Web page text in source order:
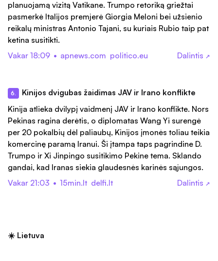
planuojamą vizitą Vatikane. Trumpo retoriką griežtai
pasmerkė Italijos premjerė Giorgia Meloni bei užsienio
reikalų ministras Antonio Tajani, su kuriais Rubio taip pat
ketina susitikti.
Vakar 18:09 • apnews.com politico.eu Dalintis ↗
6.
Kinijos dvigubas žaidimas JAV ir Irano konflikte
Kinija atlieka dvilypį vaidmenį JAV ir Irano konflikte. Nors
Pekinas ragina derėtis, o diplomatas Wang Yi surengė
per 20 pokalbių dėl paliaubų, Kinijos įmonės toliau teikia
komercinę paramą Iranui. Ši įtampa taps pagrindine D.
Trumpo ir Xi Jinpingo susitikimo Pekine tema. Sklando
gandai, kad Iranas siekia glaudesnės karinės sąjungos.
Vakar 21:03 • 15min.lt delfi.lt Dalintis ↗
☀️ Lietuva